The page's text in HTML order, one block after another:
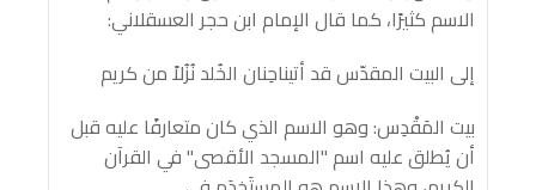
الاسم كثيرًا، كما قال الإمام ابن حجر العسقلاني:
إلى البيت المقدّس قد أتيناحِنان الخُلد نُزُلاً من كريم
بيت المَقْدِس: وهو الاسم الذي كان متعارفًا عليه قبل
أن يُطلق عليه اسم "المسجد الأقصى" في القرآن